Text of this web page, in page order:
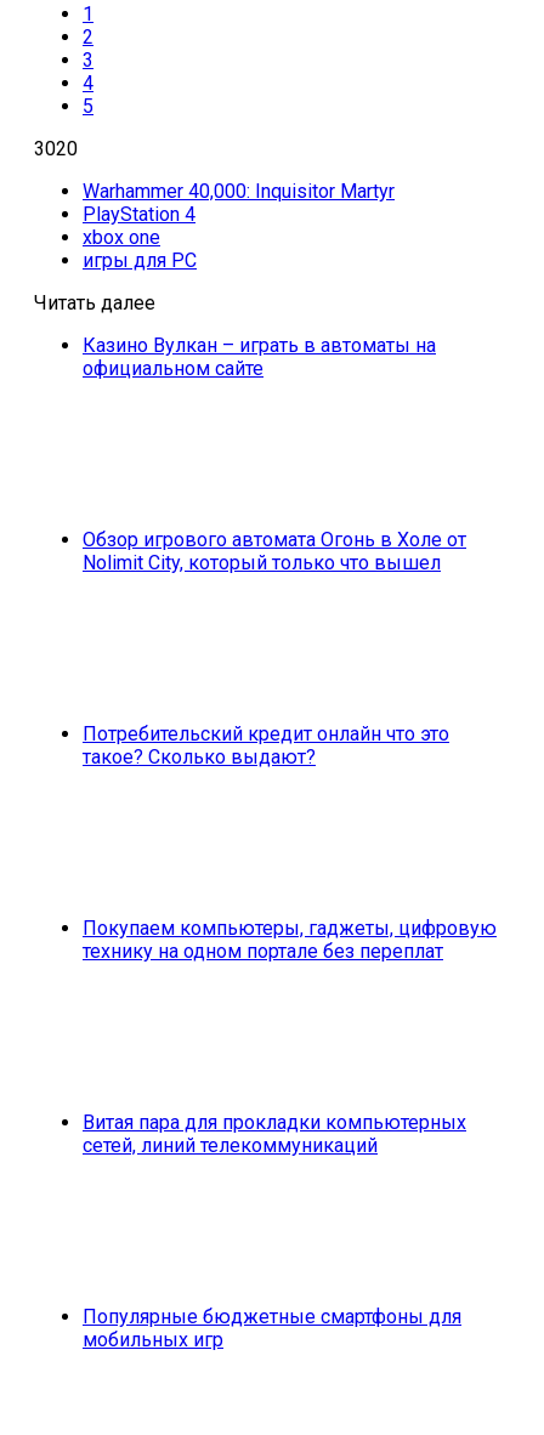
1
2
3
4
5
3020
Warhammer 40,000: Inquisitor Martyr
PlayStation 4
xbox one
игры для PC
Читать далее
Казино Вулкан – играть в автоматы на
официальном сайте
Обзор игрового автомата Огонь в Холе от
Nolimit City, который только что вышел
Потребительский кредит онлайн что это
такое? Сколько выдают?
Покупаем компьютеры, гаджеты, цифровую
технику на одном портале без переплат
Витая пара для прокладки компьютерных
сетей, линий телекоммуникаций
Популярные бюджетные смартфоны для
мобильных игр